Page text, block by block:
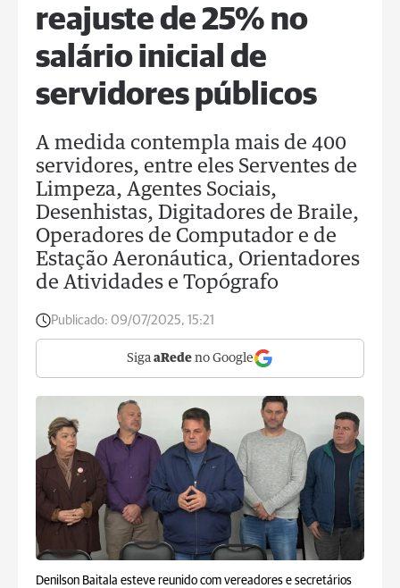
reajuste de 25% no
salário inicial de
servidores públicos
A medida contempla mais de 400
servidores, entre eles Serventes de
Limpeza, Agentes Sociais,
Desenhistas, Digitadores de Braile,
Operadores de Computador e de
Estação Aeronáutica, Orientadores
de Atividades e Topógrafo
Publicado: 09/07/2025, 15:21
Siga aRede no Google
Denilson Baitala esteve reunido com vereadores e secretários